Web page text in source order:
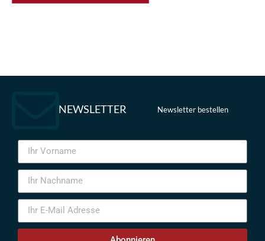
NEWSLETTER Newsletter bestellen